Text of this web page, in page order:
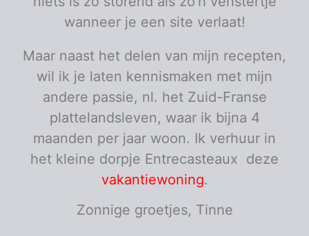
Instructies
Schil de aardappelen en kook gaar.
Giet af en prak ze met de karnemelk en kruid met
pezono.
Ontpit de tomaten en snij in blokjes.
Snipper de bieslook fijn.
Kook water. Zodra het kookt, zet je het minder en
voeg je een goede geut azijn toe.
wanneer je een site verlaat!
Maar naast het delen van mijn recepten,
wil ik je laten kennismaken met mijn
andere passie, nl. het Zuid-Franse
plattelandsleven, waar ik bijna 4
maanden per jaar woon. Ik verhuur in
het kleine dorpje Entrecasteaux deze
vakantiewoning.
Zonnige groetjes, Tinne